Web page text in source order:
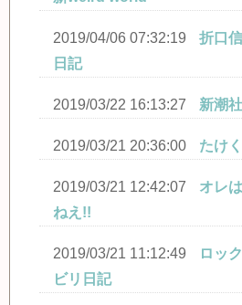
2019/04/06 07:32:19
折口
日記
2019/03/22 16:13:27 新潮社
2019/03/21 20:36:00 たけ
2019/03/21 12:42:07
オレ
ねえ!!
2019/03/21 11:12:49
ロッ
ビリ日記